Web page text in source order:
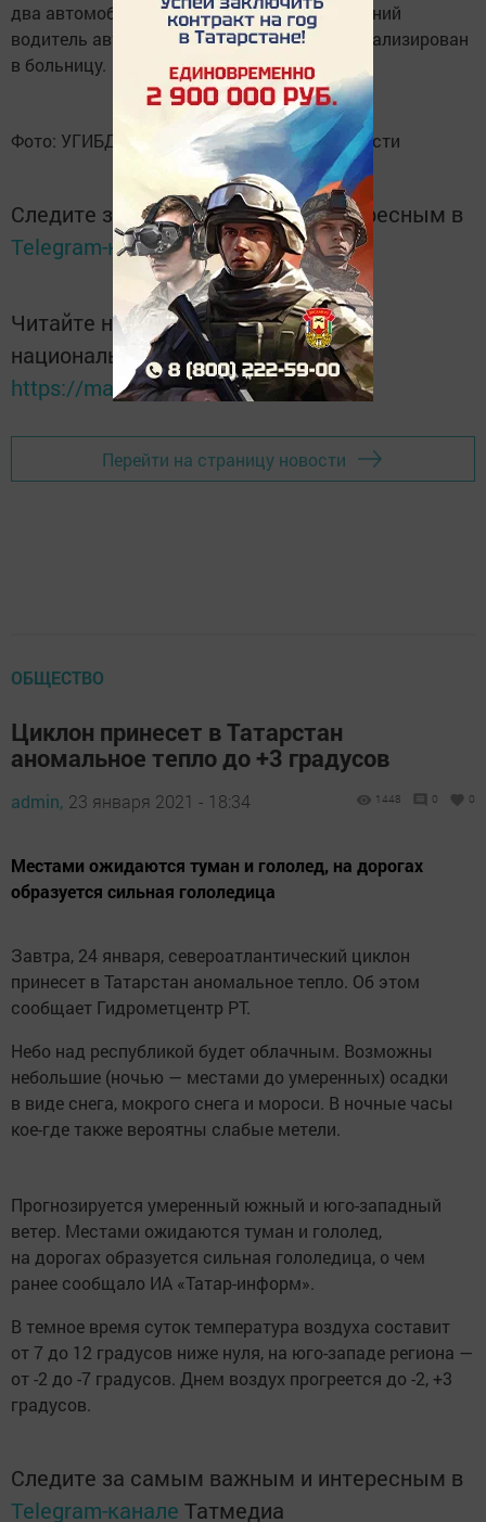
два автомобиля оказались в кювете. 48-летний
водитель автомобиля «ВАЗ –21124» госпитализирован
в больницу.
Фото: УГИБДД России по Ульяновской области
Следите за самым важным и интересным в
Telegram-каналеТатмедиа
Читайте новости Татарстана в
национальном мессенджере MАХ:
https://max.ru/tatmedia
Перейти на страницу новости
ОБЩЕСТВО
Циклон принесет в Татарстан
аномальное тепло до +3 градусов
admin, 23 января 2021 - 18:34 1448 0 0
Местами ожидаются туман и гололед, на дорогах
образуется сильная гололедица
Завтра, 24 января, североатлантический циклон
принесет в Татарстан аномальное тепло. Об этом
сообщает Гидрометцентр РТ.
Небо над республикой будет облачным. Возможны
небольшие (ночью — местами до умеренных) осадки
в виде снега, мокрого снега и мороси. В ночные часы
кое-где также вероятны слабые метели.
Прогнозируется умеренный южный и юго-западный
ветер. Местами ожидаются туман и гололед,
на дорогах образуется сильная гололедица, о чем
ранее сообщало ИА «Татар-информ».
В темное время суток температура воздуха составит
от 7 до 12 градусов ниже нуля, на юго-западе региона —
от -2 до -7 градусов. Днем воздух прогреется до -2, +3
градусов.
Следите за самым важным и интересным в
Telegram-канале Татмедиа